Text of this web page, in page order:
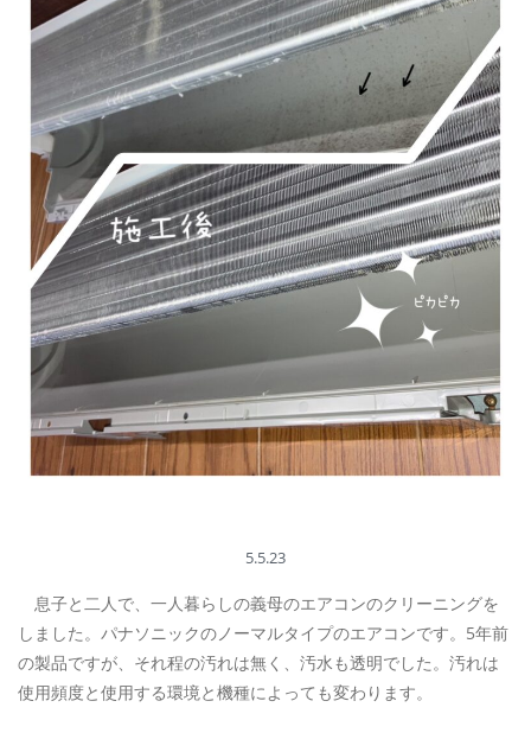
ご予約・お問い合わせ
0120-396-620
RESERVE
5.5.23
息子と二人で、一人暮らしの義母のエアコンのクリーニングを
しました。パナソニックのノーマルタイプのエアコンです。5年前
の製品ですが、それ程の汚れは無く、汚水も透明でした。汚れは
使用頻度と使用する環境と機種によっても変わります。